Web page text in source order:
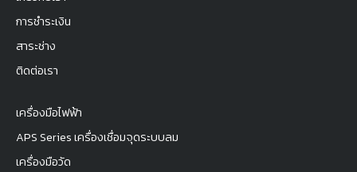
การชำระเงิน
สาระช่าง
ติดต่อเรา
เครื่องมือไฟฟ้า
APS Series เครื่องเชื่อมจุดระบบลม
เครื่องมือวัด